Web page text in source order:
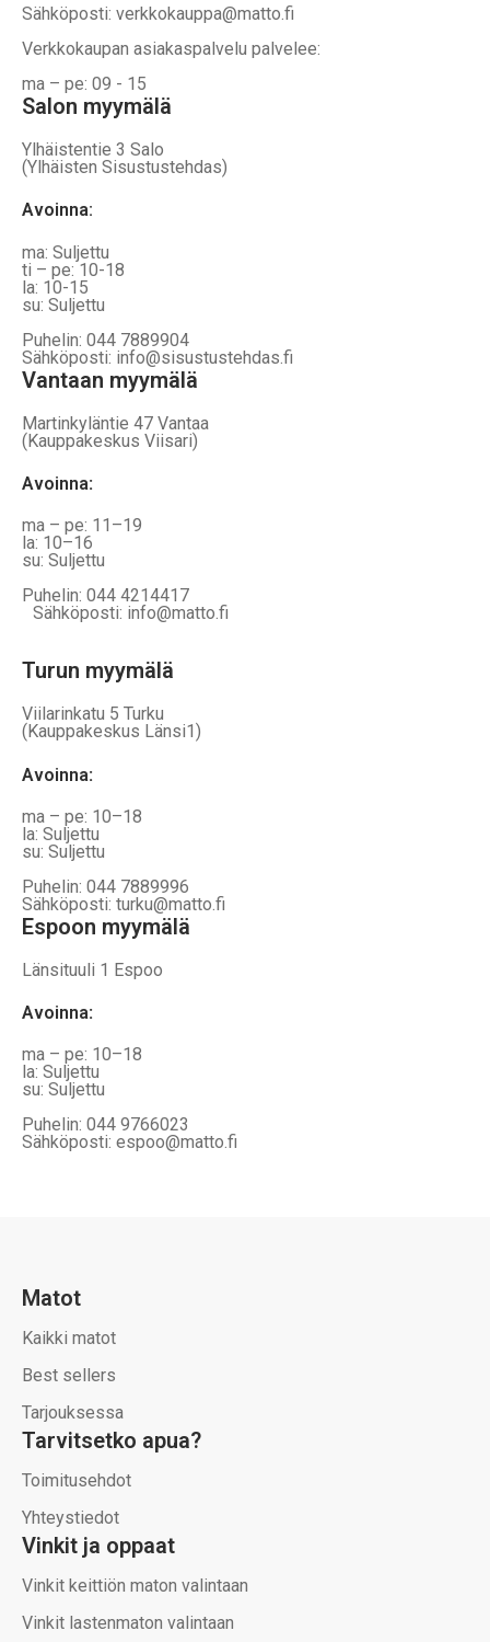
Sähköposti: verkkokauppa@matto.fi
Verkkokaupan asiakaspalvelu palvelee:
ma – pe: 09 - 15
Salon myymälä
Ylhäistentie 3 Salo
(Ylhäisten Sisustustehdas)
Avoinna:
ma: Suljettu
ti – pe: 10-18
la: 10-15
su: Suljettu
Puhelin: 044 7889904
Sähköposti: info@sisustustehdas.fi
Vantaan myymälä
Martinkyläntie 47 Vantaa
(Kauppakeskus Viisari)
Avoinna:
ma – pe: 11–19
la: 10–16
su: Suljettu
Puhelin: 044 4214417
Sähköposti: info@matto.fi
Turun myymälä
Viilarinkatu 5 Turku
(Kauppakeskus Länsi1)
Avoinna:
ma – pe: 10–18
la: Suljettu
su: Suljettu
Puhelin: 044 7889996
Sähköposti: turku@matto.fi
Espoon myymälä
Länsituuli 1 Espoo
Avoinna:
ma – pe: 10–18
la: Suljettu
su: Suljettu
Puhelin: 044 9766023
Sähköposti: espoo@matto.fi
Matot
Kaikki matot
Best sellers
Tarjouksessa
Tarvitsetko apua?
Toimitusehdot
Yhteystiedot
Vinkit ja oppaat
Vinkit keittiön maton valintaan
Vinkit lastenmaton valintaan